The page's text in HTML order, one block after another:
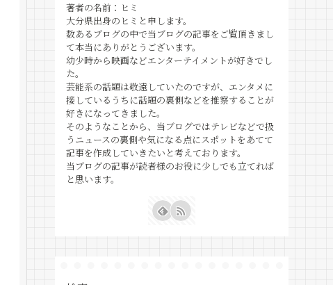
著者の名前：ヒミ
大分県出身のヒミと申します。
数あるブログの中で当ブログの記事をご覧頂きまし
て本当にありがとうございます。
幼少時から映画などエンターテイメントが好きでし
た。
芸能系の話題は敬遠していたのですが、エンタメに
接しているうちに話題の裏側などを推察することが
好きになってきました。
そのようなことから、当ブログではテレビなどで扱
うニュースの裏側や気になる点にスポットをあてて
記事を作成していきたいと考えております。
当ブログの記事が読者様のお役に少しでも立てれば
と思います。